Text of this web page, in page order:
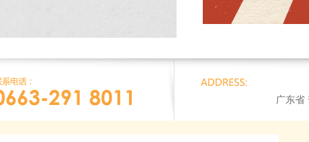
广东省